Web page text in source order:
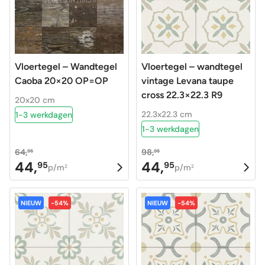
Vloertegel – Wandtegel
Caoba 20×20 OP=OP
20x20 cm
1-3 werkdagen
64,95
Oorspronkelijke
prijs
was:
64,95.
44,95
Huidige
prijs
is:
44,95.
p/m2
Vloertegel – wandtegel
vintage Levana taupe
cross 22.3×22.3 R9
22.3x22.3 cm
1-3 werkdagen
98,95
Oorspronkelijke
prijs
was:
98,95.
44,95
Huidige
prijs
is:
44,95.
p/m2
NIEUW -54% NIEUW -54%